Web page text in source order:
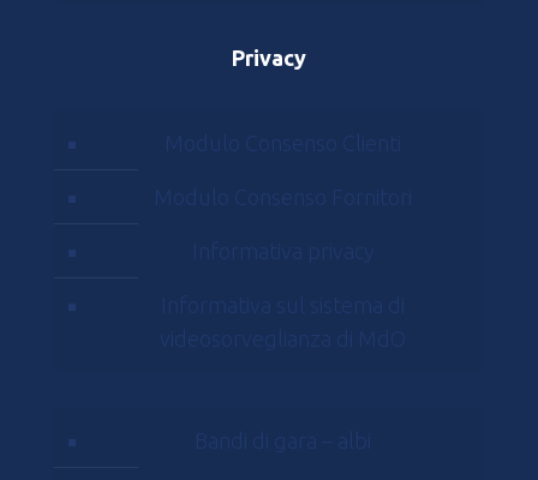
Privacy
Modulo Consenso Clienti
Modulo Consenso Fornitori
Informativa privacy
Informativa sul sistema di
videosorveglianza di MdO
Bandi di gara – albi